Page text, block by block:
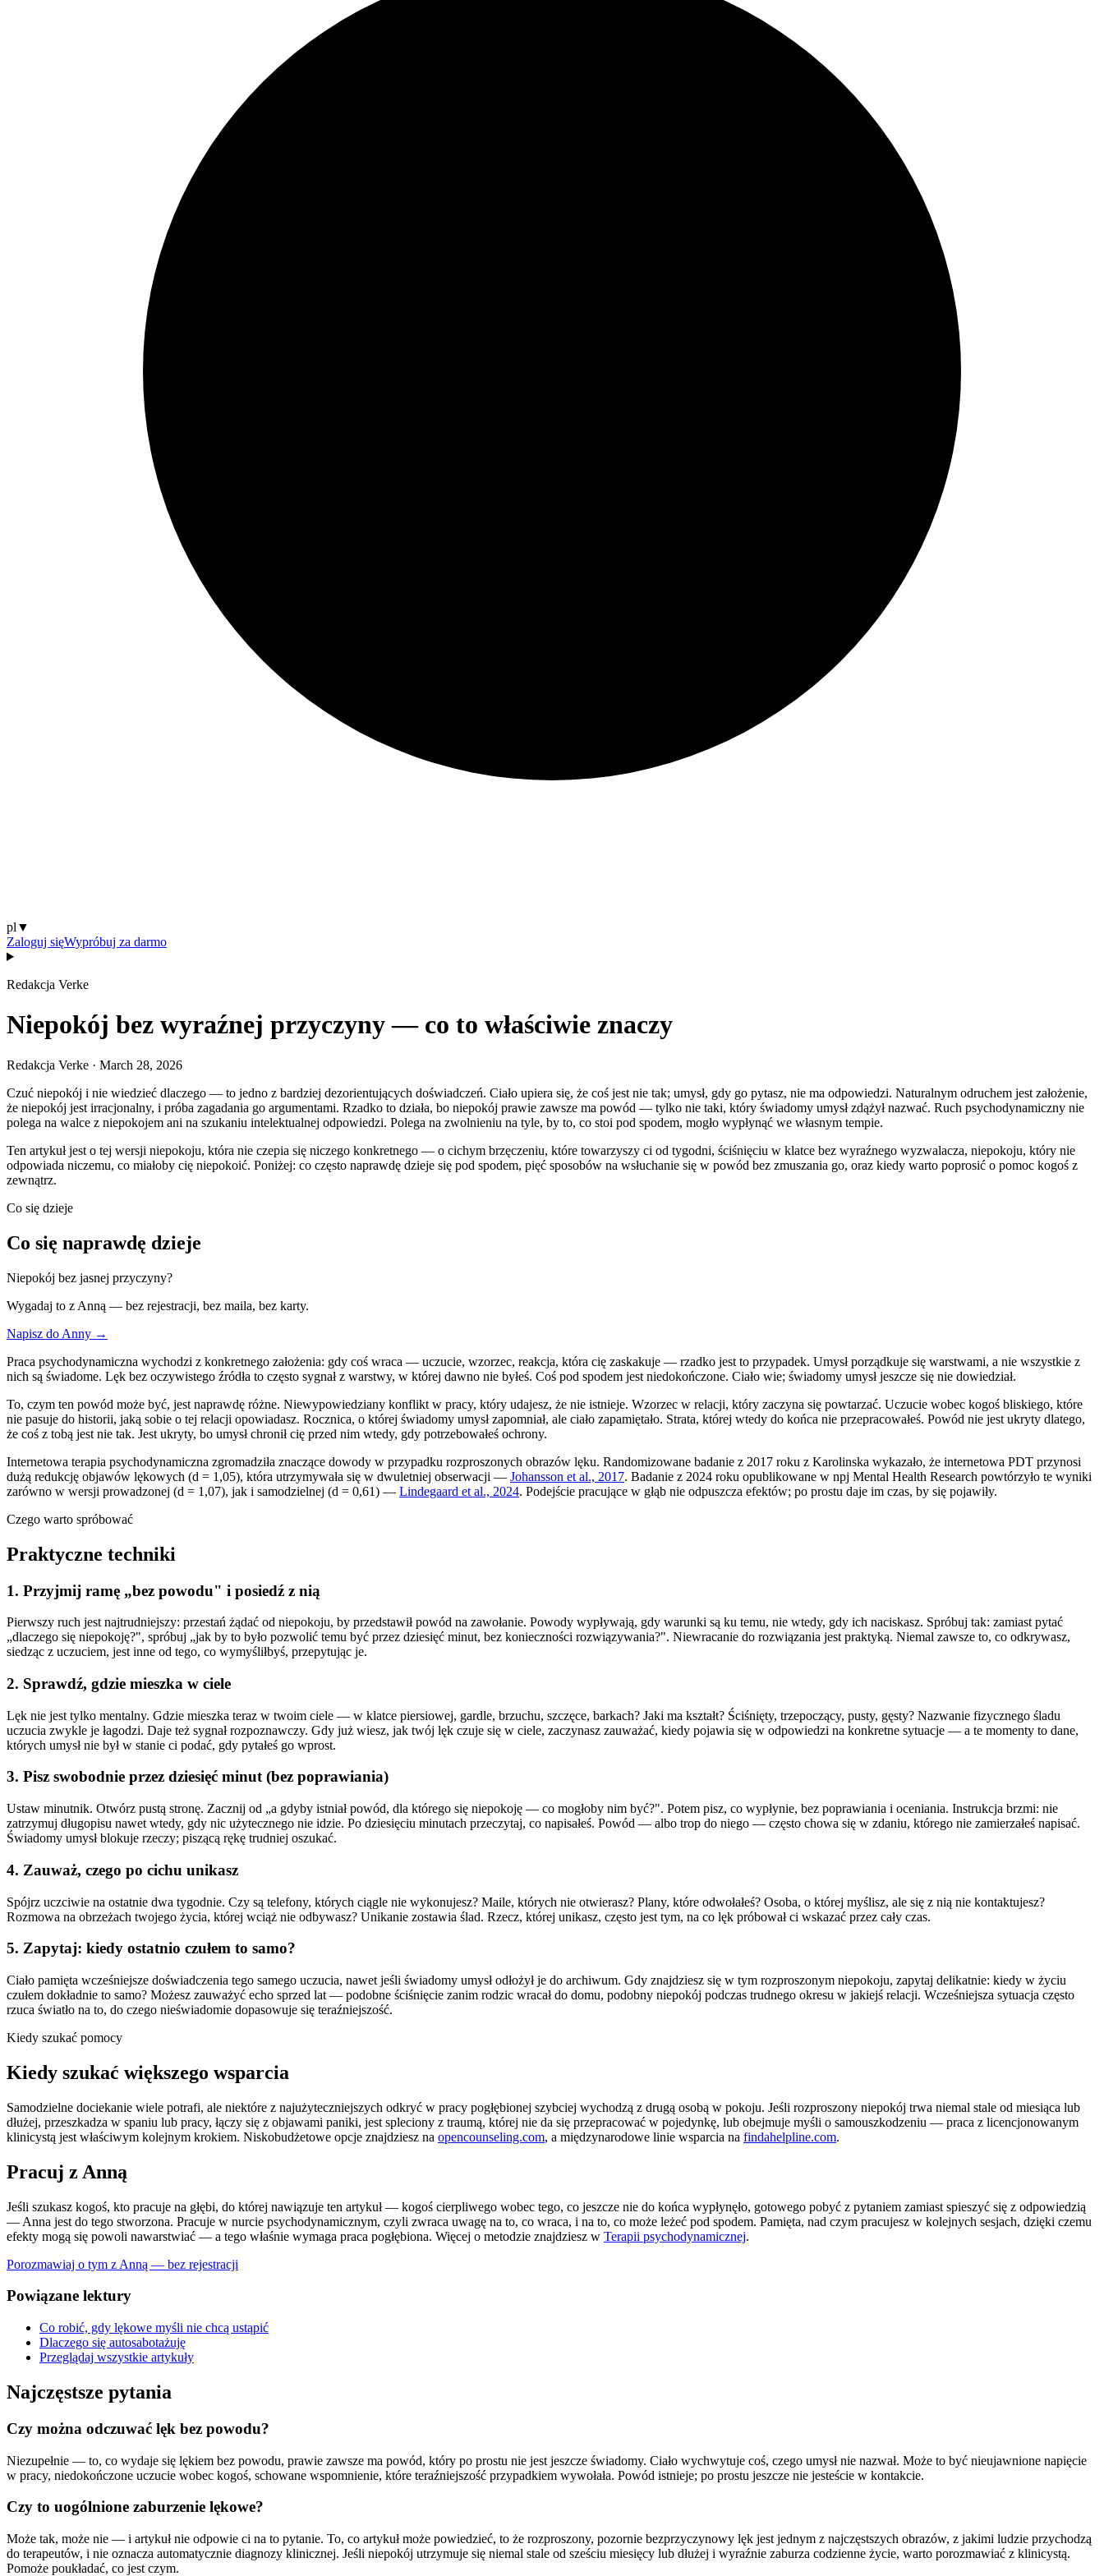
pl ▼
Zaloguj sięWypróbuj za darmo
Redakcja Verke
Niepokój bez wyraźnej przyczyny — co to właściwie znaczy
Redakcja Verke · March 28, 2026
Czuć niepokój i nie wiedzieć dlaczego — to jedno z bardziej dezorientujących doświadczeń. Ciało upiera się, że coś jest nie tak; umysł, gdy go pytasz, nie ma odpowiedzi. Naturalnym odruchem jest założenie,
że niepokój jest irracjonalny, i próba zagadania go argumentami. Rzadko to działa, bo niepokój prawie zawsze ma powód — tylko nie taki, który świadomy umysł zdążył nazwać. Ruch psychodynamiczny nie
polega na walce z niepokojem ani na szukaniu intelektualnej odpowiedzi. Polega na zwolnieniu na tyle, by to, co stoi pod spodem, mogło wypłynąć we własnym tempie.
Ten artykuł jest o tej wersji niepokoju, która nie czepia się niczego konkretnego — o cichym brzęczeniu, które towarzyszy ci od tygodni, ściśnięciu w klatce bez wyraźnego wyzwalacza, niepokoju, który nie
odpowiada niczemu, co miałoby cię niepokoić. Poniżej: co często naprawdę dzieje się pod spodem, pięć sposobów na wsłuchanie się w powód bez zmuszania go, oraz kiedy warto poprosić o pomoc kogoś z
zewnątrz.
Co się dzieje
Co się naprawdę dzieje
Niepokój bez jasnej przyczyny?
Wygadaj to z Anną — bez rejestracji, bez maila, bez karty.
Napisz do Anny →
Praca psychodynamiczna wychodzi z konkretnego założenia: gdy coś wraca — uczucie, wzorzec, reakcja, która cię zaskakuje — rzadko jest to przypadek. Umysł porządkuje się warstwami, a nie wszystkie z
nich są świadome. Lęk bez oczywistego źródła to często sygnał z warstwy, w której dawno nie byłeś. Coś pod spodem jest niedokończone. Ciało wie; świadomy umysł jeszcze się nie dowiedział.
To, czym ten powód może być, jest naprawdę różne. Niewypowiedziany konflikt w pracy, który udajesz, że nie istnieje. Wzorzec w relacji, który zaczyna się powtarzać. Uczucie wobec kogoś bliskiego, które
nie pasuje do historii, jaką sobie o tej relacji opowiadasz. Rocznica, o której świadomy umysł zapomniał, ale ciało zapamiętało. Strata, której wtedy do końca nie przepracowałeś. Powód nie jest ukryty dlatego,
że coś z tobą jest nie tak. Jest ukryty, bo umysł chronił cię przed nim wtedy, gdy potrzebowałeś ochrony.
Internetowa terapia psychodynamiczna zgromadziła znaczące dowody w przypadku rozproszonych obrazów lęku. Randomizowane badanie z 2017 roku z Karolinska wykazało, że internetowa PDT przynosi
dużą redukcję objawów lękowych (d = 1,05), która utrzymywała się w dwuletniej obserwacji — Johansson et al., 2017. Badanie z 2024 roku opublikowane w npj Mental Health Research powtórzyło te wyniki
zarówno w wersji prowadzonej (d = 1,07), jak i samodzielnej (d = 0,61) — Lindegaard et al., 2024. Podejście pracujące w głąb nie odpuszcza efektów; po prostu daje im czas, by się pojawiły.
Czego warto spróbować
Praktyczne techniki
1. Przyjmij ramę „bez powodu" i posiedź z nią
Pierwszy ruch jest najtrudniejszy: przestań żądać od niepokoju, by przedstawił powód na zawołanie. Powody wypływają, gdy warunki są ku temu, nie wtedy, gdy ich naciskasz. Spróbuj tak: zamiast pytać
„dlaczego się niepokoję?", spróbuj „jak by to było pozwolić temu być przez dziesięć minut, bez konieczności rozwiązywania?". Niewracanie do rozwiązania jest praktyką. Niemal zawsze to, co odkrywasz,
siedząc z uczuciem, jest inne od tego, co wymyśliłbyś, przepytując je.
2. Sprawdź, gdzie mieszka w ciele
Lęk nie jest tylko mentalny. Gdzie mieszka teraz w twoim ciele — w klatce piersiowej, gardle, brzuchu, szczęce, barkach? Jaki ma kształt? Ściśnięty, trzepoczący, pusty, gęsty? Nazwanie fizycznego śladu
uczucia zwykle je łagodzi. Daje też sygnał rozpoznawczy. Gdy już wiesz, jak twój lęk czuje się w ciele, zaczynasz zauważać, kiedy pojawia się w odpowiedzi na konkretne sytuacje — a te momenty to dane,
których umysł nie był w stanie ci podać, gdy pytałeś go wprost.
3. Pisz swobodnie przez dziesięć minut (bez poprawiania)
Ustaw minutnik. Otwórz pustą stronę. Zacznij od „a gdyby istniał powód, dla którego się niepokoję — co mogłoby nim być?". Potem pisz, co wypłynie, bez poprawiania i oceniania. Instrukcja brzmi: nie
zatrzymuj długopisu nawet wtedy, gdy nic użytecznego nie idzie. Po dziesięciu minutach przeczytaj, co napisałeś. Powód — albo trop do niego — często chowa się w zdaniu, którego nie zamierzałeś napisać.
Świadomy umysł blokuje rzeczy; piszącą rękę trudniej oszukać.
4. Zauważ, czego po cichu unikasz
Spójrz uczciwie na ostatnie dwa tygodnie. Czy są telefony, których ciągle nie wykonujesz? Maile, których nie otwierasz? Plany, które odwołałeś? Osoba, o której myślisz, ale się z nią nie kontaktujesz?
Rozmowa na obrzeżach twojego życia, której wciąż nie odbywasz? Unikanie zostawia ślad. Rzecz, której unikasz, często jest tym, na co lęk próbował ci wskazać przez cały czas.
5. Zapytaj: kiedy ostatnio czułem to samo?
Ciało pamięta wcześniejsze doświadczenia tego samego uczucia, nawet jeśli świadomy umysł odłożył je do archiwum. Gdy znajdziesz się w tym rozproszonym niepokoju, zapytaj delikatnie: kiedy w życiu
czułem dokładnie to samo? Możesz zauważyć echo sprzed lat — podobne ściśnięcie zanim rodzic wracał do domu, podobny niepokój podczas trudnego okresu w jakiejś relacji. Wcześniejsza sytuacja często
rzuca światło na to, do czego nieświadomie dopasowuje się teraźniejszość.
Kiedy szukać pomocy
Kiedy szukać większego wsparcia
Samodzielne dociekanie wiele potrafi, ale niektóre z najużyteczniejszych odkryć w pracy pogłębionej szybciej wychodzą z drugą osobą w pokoju. Jeśli rozproszony niepokój trwa niemal stale od miesiąca lub
dłużej, przeszkadza w spaniu lub pracy, łączy się z objawami paniki, jest spleciony z traumą, której nie da się przepracować w pojedynkę, lub obejmuje myśli o samouszkodzeniu — praca z licencjonowanym
klinicystą jest właściwym kolejnym krokiem. Niskobudżetowe opcje znajdziesz na opencounseling.com, a międzynarodowe linie wsparcia na findahelpline.com.
Pracuj z Anną
Jeśli szukasz kogoś, kto pracuje na głębi, do której nawiązuje ten artykuł — kogoś cierpliwego wobec tego, co jeszcze nie do końca wypłynęło, gotowego pobyć z pytaniem zamiast spieszyć się z odpowiedzią
— Anna jest do tego stworzona. Pracuje w nurcie psychodynamicznym, czyli zwraca uwagę na to, co wraca, i na to, co może leżeć pod spodem. Pamięta, nad czym pracujesz w kolejnych sesjach, dzięki czemu
efekty mogą się powoli nawarstwiać — a tego właśnie wymaga praca pogłębiona. Więcej o metodzie znajdziesz w Terapii psychodynamicznej.
Porozmawiaj o tym z Anną — bez rejestracji
Powiązane lektury
Co robić, gdy lękowe myśli nie chcą ustąpić
Dlaczego się autosabotażuję
Przeglądaj wszystkie artykuły
Najczęstsze pytania
Czy można odczuwać lęk bez powodu?
Niezupełnie — to, co wydaje się lękiem bez powodu, prawie zawsze ma powód, który po prostu nie jest jeszcze świadomy. Ciało wychwytuje coś, czego umysł nie nazwał. Może to być nieujawnione napięcie
w pracy, niedokończone uczucie wobec kogoś, schowane wspomnienie, które teraźniejszość przypadkiem wywołała. Powód istnieje; po prostu jeszcze nie jesteście w kontakcie.
Czy to uogólnione zaburzenie lękowe?
Może tak, może nie — i artykuł nie odpowie ci na to pytanie. To, co artykuł może powiedzieć, to że rozproszony, pozornie bezprzyczynowy lęk jest jednym z najczęstszych obrazów, z jakimi ludzie przychodzą
do terapeutów, i nie oznacza automatycznie diagnozy klinicznej. Jeśli niepokój utrzymuje się niemal stale od sześciu miesięcy lub dłużej i wyraźnie zaburza codzienne życie, warto porozmawiać z klinicystą.
Pomoże poukładać, co jest czym.